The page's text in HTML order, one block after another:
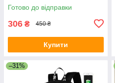
Готово до відправки
306 ₴ 450 ₴
Купити
–31%